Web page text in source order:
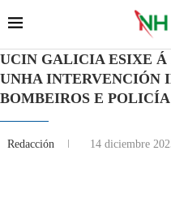
UCIN GALICIA ESIXE Á
UNHA INTERVENCIÓN
BOMBEIROS E
Redacción 14 diciembre